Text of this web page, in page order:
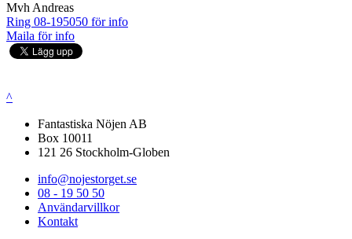
Mvh Andreas
Ring 08-195050 för info
Maila för info
^
Fantastiska Nöjen AB
Box 10011
121 26 Stockholm-Globen
info@nojestorget.se
08 - 19 50 50
Användarvillkor
Kontakt